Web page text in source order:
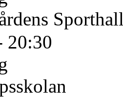
20:30